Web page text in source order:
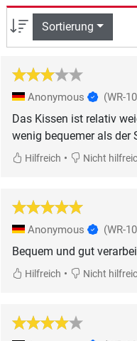
Sortierung
Anonymous (WR-
Das Kissen ist relativ
wenig bequemer als der
Hilfreich • Nicht
Anonymous (WR-
Bequem und gut
Hilfreich • Nicht